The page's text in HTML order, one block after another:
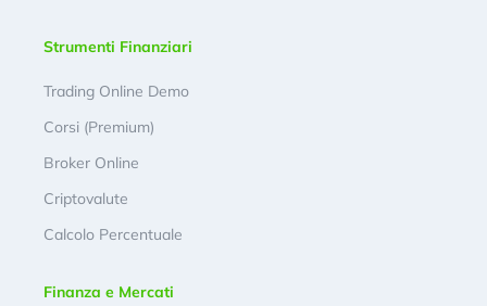
Strumenti Finanziari
Trading Online Demo
Corsi (Premium)
Broker Online
Criptovalute
Calcolo Percentuale
Finanza e Mercati